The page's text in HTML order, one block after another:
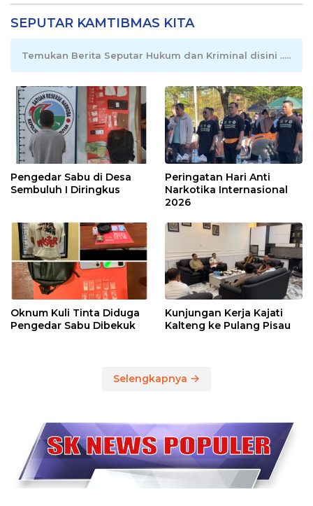
SEPUTAR KAMTIBMAS KITA
Temukan Berita Seputar Hukum dan Kriminal disini .....
Pengedar Sabu di Desa
Sembuluh I Diringkus
Peringatan Hari Anti
Narkotika Internasional
2026
Oknum Kuli Tinta Diduga
Pengedar Sabu Dibekuk
Kunjungan Kerja Kajati
Kalteng ke Pulang Pisau
Selengkapnya